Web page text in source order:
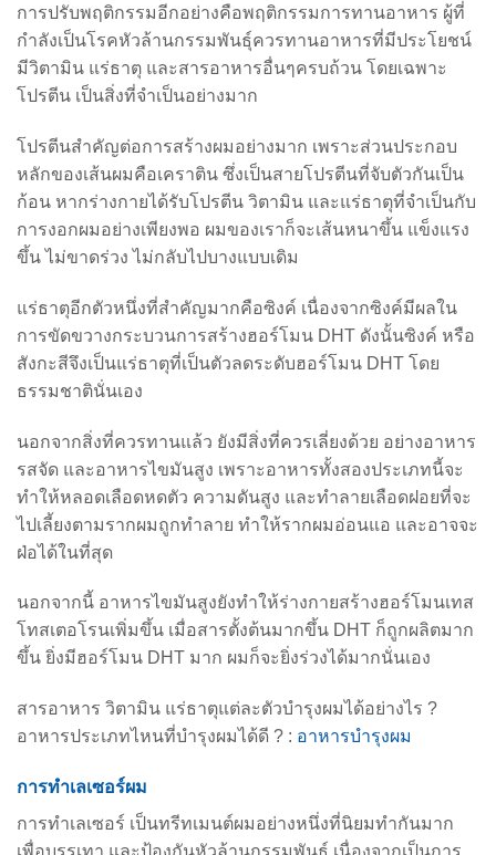
การปรับพฤติกรรมอีกอย่างคือพฤติกรรมการทานอาหาร ผู้ที่
กำลังเป็นโรคหัวล้านกรรมพันธุ์ควรทานอาหารที่มีประโยชน์
มีวิตามิน แร่ธาตุ และสารอาหารอื่นๆครบถ้วน โดยเฉพาะ
โปรตีน เป็นสิ่งที่จำเป็นอย่างมาก
โปรตีนสำคัญต่อการสร้างผมอย่างมาก เพราะส่วนประกอบ
หลักของเส้นผมคือเคราติน ซึ่งเป็นสายโปรตีนที่จับตัวกันเป็น
ก้อน หากร่างกายได้รับโปรตีน วิตามิน และแร่ธาตุที่จำเป็นกับ
การงอกผมอย่างเพียงพอ ผมของเราก็จะเส้นหนาขึ้น แข็งแรง
ขึ้น ไม่ขาดร่วง ไม่กลับไปบางแบบเดิม
แร่ธาตุอีกตัวหนึ่งที่สำคัญมากคือซิงค์ เนื่องจากซิงค์มีผลใน
การขัดขวางกระบวนการสร้างฮอร์โมน DHT ดังนั้นซิงค์ หรือ
สังกะสีจึงเป็นแร่ธาตุที่เป็นตัวลดระดับฮอร์โมน DHT โดย
ธรรมชาตินั่นเอง
นอกจากสิ่งที่ควรทานแล้ว ยังมีสิ่งที่ควรเลี่ยงด้วย อย่างอาหาร
รสจัด และอาหารไขมันสูง เพราะอาหารทั้งสองประเภทนี้จะ
ทำให้หลอดเลือดหดตัว ความดันสูง และทำลายเลือดฝอยที่จะ
ไปเลี้ยงตามรากผมถูกทำลาย ทำให้รากผมอ่อนแอ และอาจจะ
ฝ่อได้ในที่สุด
นอกจากนี้ อาหารไขมันสูงยังทำให้ร่างกายสร้างฮอร์โมนเทส
โทสเตอโรนเพิ่มขึ้น เมื่อสารตั้งต้นมากขึ้น DHT ก็ถูกผลิตมาก
ขึ้น ยิ่งมีฮอร์โมน DHT มาก ผมก็จะยิ่งร่วงได้มากนั่นเอง
สารอาหาร วิตามิน แร่ธาตุแต่ละตัวบำรุงผมได้อย่างไร ?
อาหารประเภทไหนที่บำรุงผมได้ดี ? : อาหารบำรุงผม
การทำเลเซอร์ผม
การทำเลเซอร์ เป็นทรีทเมนต์ผมอย่างหนึ่งที่นิยมทำกันมาก
เพื่อบรรเทา และป้องกันหัวล้านกรรมพันธุ์ เนื่องจากเป็นการ